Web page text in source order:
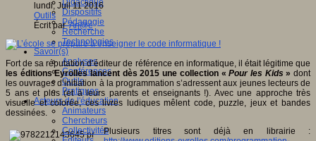
Didactique
Dispositifs
Pédagogie
Recherche
Technologies
Savoir(s)
Analyses
Conférences
Outils
Pratiques
Acteurs de l'éducation
Animateurs
Chercheurs
Collectivités
lundi, Juil 11 2016
Outils
Écrit parAn@é
Fort de sa réputation d’éditeur de référence en informatique, il était légitime que
les éditions Eyrolles lancent dès 2015 une collection «Pour les Kids»dont
les ouvrages d’initiation à la programmation s’adressent aux jeunes lecteurs de
5 ans et plus (et à leurs parents et enseignants !). Avec une approche très
visuelle et colorée, ces livres ludiques mêlent code, puzzle, jeux et bandes
dessinées.
Plusieurs titres sont déjà en librairie :